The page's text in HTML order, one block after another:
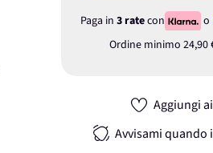
Paga in 3 ratecon
o
Ordine minimo 24,90
Aggiungi
Avvisami quando